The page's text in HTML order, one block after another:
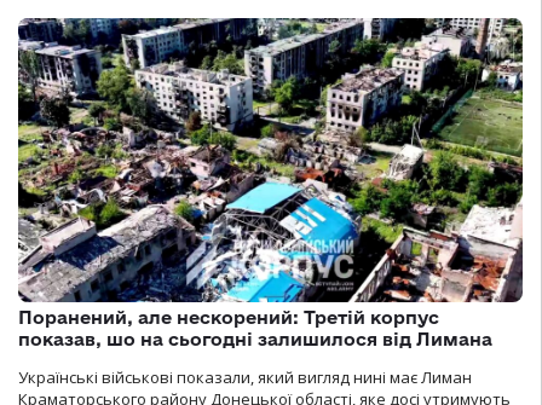
Поранений, але нескорений: Третій корпус
показав, шо на сьогодні залишилося від Лимана
Українські військові показали, який вигляд нині має Лиман
Краматорського району Донецької області, яке досі утримують